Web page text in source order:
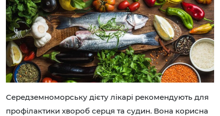
Середземноморську дієту лікарі рекомендують для
профілактики хвороб серця та судин. Вона корисна